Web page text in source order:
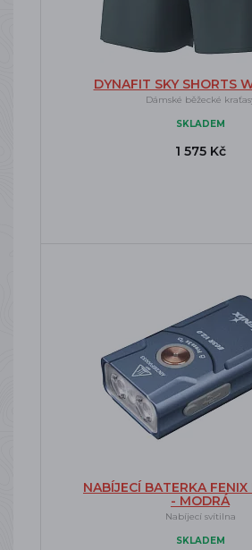
DYNAFIT SKY SHORTS
Dámské běžecké
SKLADEM
1 575 Kč
NABÍJECÍ BATERKA
- MODRÁ
Nabíjecí svítilna
SKLADEM